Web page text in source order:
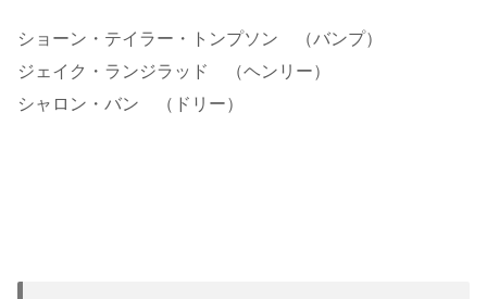
ショーン・テイラー・トンプソン （バンプ）
ジェイク・ランジラッド （ヘンリー）
シャロン・バン （ドリー）